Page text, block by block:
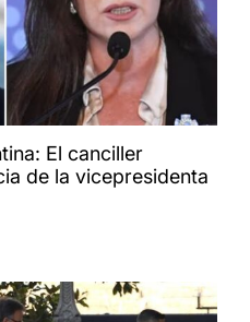
El canciller
de la vicepresidenta